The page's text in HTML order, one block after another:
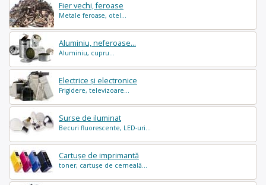
Fier vechi, feroase
Metale feroase, otel...
Aluminiu, neferoase...
Aluminiu, cupru...
Electrice și electronice
Frigidere, televizoare...
Surse de iluminat
Becuri fluorescente, LED-uri...
Cartușe de imprimantă
toner, cartușe de cerneală...